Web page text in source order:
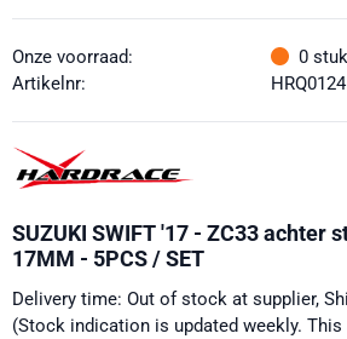
Onze voorraad: 0
Artikelnr:
HRQ0124
SUZUKI SWIFT '17 - ZC33 achter
17MM - 5PCS / SET
Delivery time: Out of stock at supplier,
(Stock indication is updated weekly.